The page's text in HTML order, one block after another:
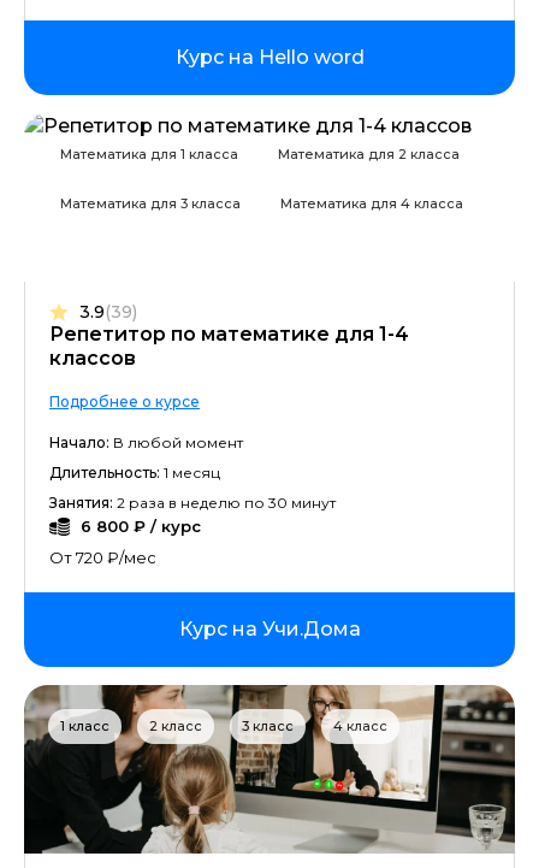
Курс на Hello word
Математика для 1 класса Математика для 2 класса
Математика для 3 класса Математика для 4 класса
Репетитор по математике для 1-4
классов
3.9(39)
Подробнее о курсе
Начало: В любой момент
Длительность: 1 месяц
Занятия: 2 раза в неделю по 30 минут
6 800 ₽ / курс
От 720 ₽/мес
Курс на Учи.Дома
1 класс 2 класс 3 класс 4 класс